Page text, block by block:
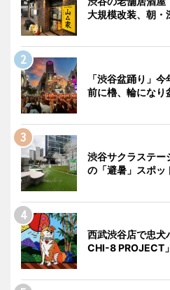
大規模改装、朝・
「渋谷盆踊り」
前に櫓、輪になり
渋谷サクラステー
の「避暑」スポッ
西武渋谷店で忠
CHI-8 PROJECT